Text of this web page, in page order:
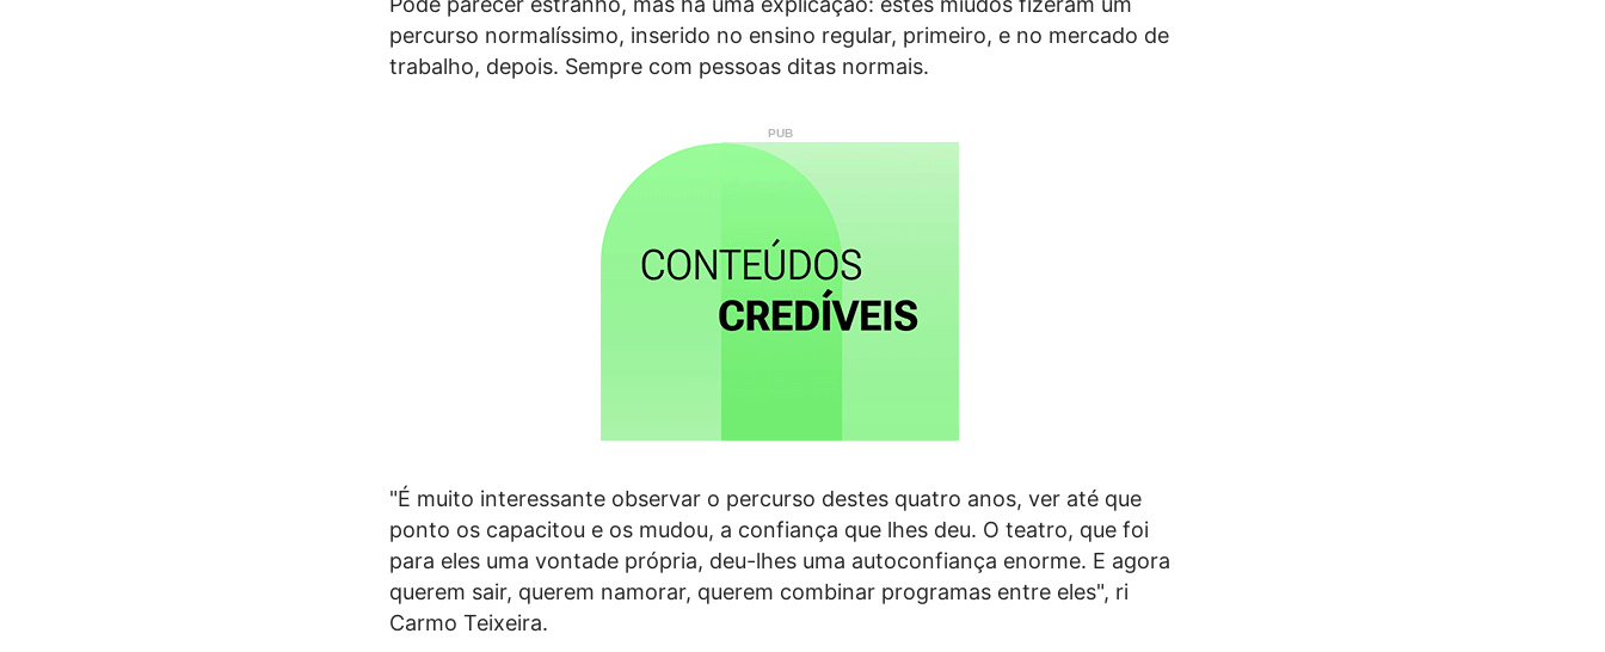
percurso normalíssimo, inserido no ensino regular, primeiro, e no mercado de
trabalho, depois. Sempre com pessoas ditas normais.
"É muito interessante observar o percurso destes quatro anos, ver até que
ponto os capacitou e os mudou, a confiança que lhes deu. O teatro, que foi
para eles uma vontade própria, deu-lhes uma autoconfiança enorme. E agora
querem sair, querem namorar, querem combinar programas entre eles", ri
Carmo Teixeira.